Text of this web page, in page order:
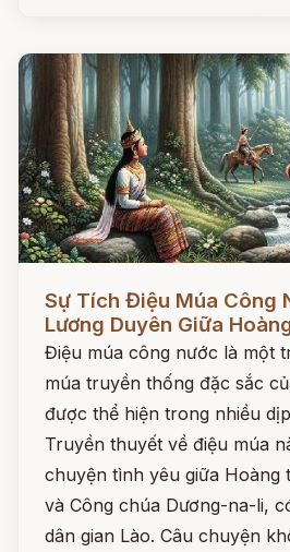
Sự Tích Điệu Múa Công
Lương Duyên Giữa
Điệu múa công nước là một
múa truyền thống đặc sắc
được thể hiện trong nhiều
Truyền thuyết về điệu múa
chuyện tình yêu giữa Hoàng
và Công chúa Dương-na-li,
dân gian Lào. Câu chuyện